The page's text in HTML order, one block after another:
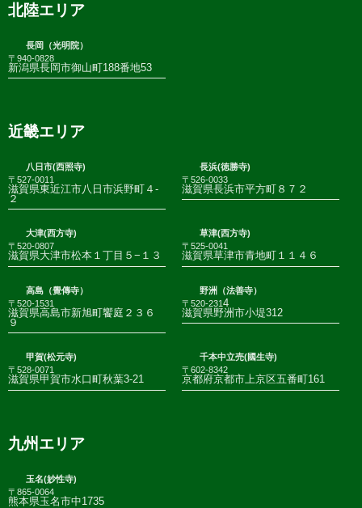
北陸エリア
長岡（光明院）
〒940-0828
新潟県長岡市御山町188番地53
近畿エリア
八日市(西照寺)
〒527-0011
滋賀県東近江市八日市浜野町４-
２
長浜(徳勝寺)
〒526-0033
滋賀県長浜市平方町８７２
大津(西方寺)
〒520-0807
滋賀県大津市松本１丁目５−１３
草津(西方寺)
〒525-0041
滋賀県草津市青地町１１４６
高島（覺傳寺）
〒520-1531
滋賀県高島市新旭町饗庭２３６
９
野洲（法善寺）
〒520-2314
滋賀県野洲市小堤312
甲賀(松元寺)
〒528-0071
滋賀県甲賀市水口町秋葉3-21
千本中立売(國生寺)
〒602-8342
京都府京都市上京区五番町161
九州エリア
玉名(妙性寺)
〒865-0064
熊本県玉名市中1735